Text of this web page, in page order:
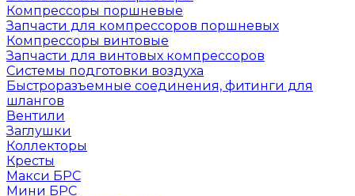
Компрессоры поршневые
Запчасти для компрессоров поршневых
Компрессоры винтовые
Запчасти для винтовых компрессоров
Системы подготовки воздуха
Быстроразъемные соединения, фитинги для
шлангов
Вентили
Заглушки
Коллекторы
Кресты
Макси БРС
Мини БРС